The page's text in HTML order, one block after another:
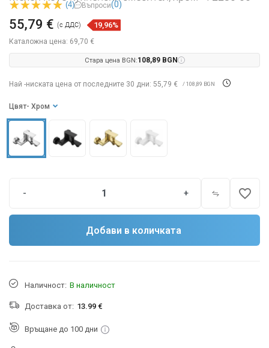
(4) Въпроси(0)
Каталожна цена: 69,70 €
55,79 € (с ДДС) 19,96%
Стара цена BGN:108,89 BGN
Най -ниската цена от последните 30 дни: 55,79 € / 108,89 BGN
Цвят - Хром
- + favorite_border
Добави в количката
Наличност: В наличност
Доставка от: 13.99 €
Връщане до 100 дни